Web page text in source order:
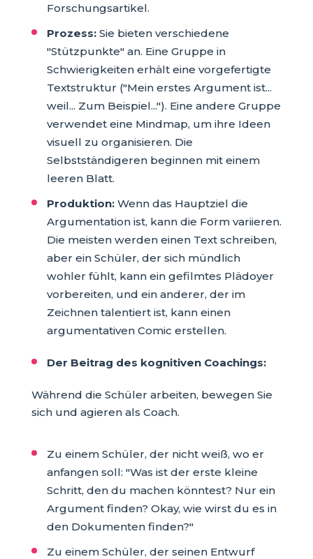
Forschungsartikel.
Prozess:Sie bieten verschiedene
"Stützpunkte" an. Eine Gruppe in
Schwierigkeiten erhält eine vorgefertigte
Textstruktur ("Mein erstes Argument ist...
weil... Zum Beispiel..."). Eine andere Gruppe
verwendet eine Mindmap, um ihre Ideen
visuell zu organisieren. Die
Selbstständigeren beginnen mit einem
leeren Blatt.
Produktion:Wenn das Hauptziel die
Argumentation ist, kann die Form variieren.
Die meisten werden einen Text schreiben,
aber ein Schüler, der sich mündlich
wohler fühlt, kann ein gefilmtes Plädoyer
vorbereiten, und ein anderer, der im
Zeichnen talentiert ist, kann einen
argumentativen Comic erstellen.
Der Beitrag des kognitiven Coachings:
Während die Schüler arbeiten, bewegen Sie
sich und agieren als Coach.
Zu einem Schüler, der nicht weiß, wo er
anfangen soll: "Was ist der erste kleine
Schritt, den du machen könntest? Nur ein
Argument finden? Okay, wie wirst du es in
den Dokumenten finden?"
Zu einem Schüler, der seinen Entwurf